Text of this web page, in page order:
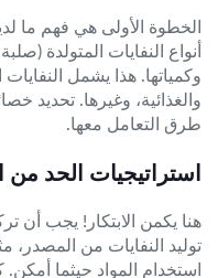
الخطوة الأولى هي فهم ما
أنواع النفايات المتولدة
وكمياتها. هذا يشمل النفايات
والغذائية، وغيرها. تحديد
طرق التعامل معها.
استراتيجيات الحد من
هنا يكمن الابتكار! يجب أن
توليد النفايات من المصدر،
استخدام المواد حيثما